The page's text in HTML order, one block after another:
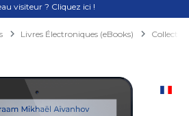
visiteur ? Cliquez ici !
Livres Électroniques (eBooks)